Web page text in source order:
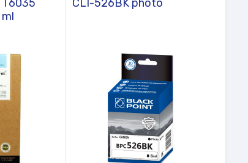
CLI-526BK photo